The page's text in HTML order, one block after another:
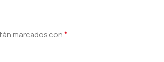
marcados con*